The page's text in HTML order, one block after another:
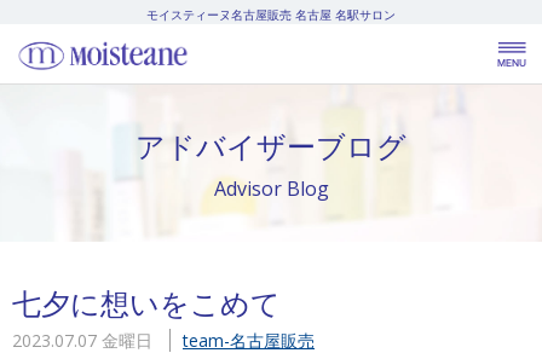
モイスティーヌ名古屋販売 名古屋 名駅サロン
アドバイザーブログ
Advisor Blog
七夕に想いをこめて
2023.07.07 金曜日 team-名古屋販売